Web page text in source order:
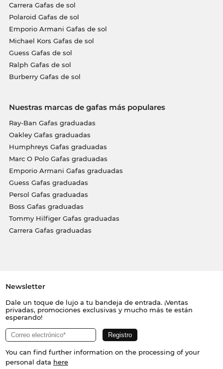
Carrera Gafas de sol
Polaroid Gafas de sol
Emporio Armani Gafas de sol
Michael Kors Gafas de sol
Guess Gafas de sol
Ralph Gafas de sol
Burberry Gafas de sol
Nuestras marcas de gafas más populares
Ray-Ban Gafas graduadas
Oakley Gafas graduadas
Humphreys Gafas graduadas
Marc O Polo Gafas graduadas
Emporio Armani Gafas graduadas
Guess Gafas graduadas
Persol Gafas graduadas
Boss Gafas graduadas
Tommy Hilfiger Gafas graduadas
Carrera Gafas graduadas
Newsletter
Dale un toque de lujo a tu bandeja de entrada. ¡Ventas
privadas, promociones exclusivas y mucho más te están
esperando!
You can find further information on the processing of your
personal data here